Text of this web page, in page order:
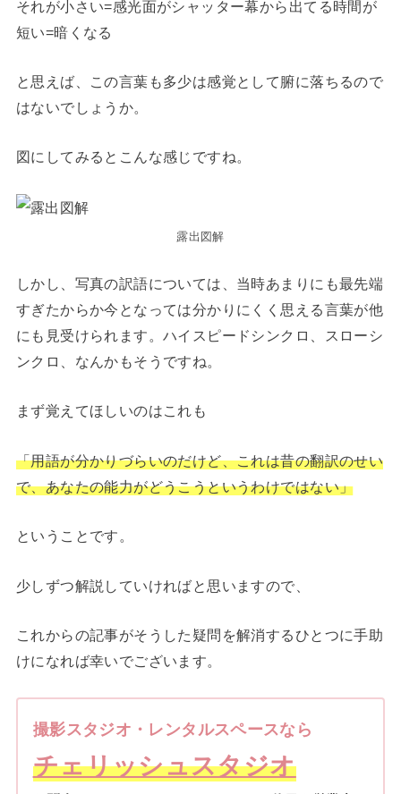
それが小さい=感光面がシャッター幕から出てる時間が
短い=暗くなる
と思えば、この言葉も多少は感覚として腑に落ちるので
はないでしょうか。
図にしてみるとこんな感じですね。
露出図解
しかし、写真の訳語については、当時あまりにも最先端
すぎたからか今となっては分かりにくく思える言葉が他
にも見受けられます。ハイスピードシンクロ、スローシ
ンクロ、なんかもそうですね。
まず覚えてほしいのはこれも
「用語が分かりづらいのだけど、これは昔の翻訳のせい
で、あなたの能力がどうこうというわけではない」
ということです。
少しずつ解説していければと思いますので、
これからの記事がそうした疑問を解消するひとつに手助
けになれば幸いでございます。
撮影スタジオ・レンタルスペースなら
チェリッシュスタジオ